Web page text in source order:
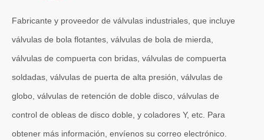
Fabricante y proveedor de válvulas industriales, que incluye
válvulas de bola flotantes, válvulas de bola de mierda,
válvulas de compuerta con bridas, válvulas de compuerta
soldadas, válvulas de puerta de alta presión, válvulas de
globo, válvulas de retención de doble disco, válvulas de
control de obleas de disco doble, y coladores Y, etc. Para
obtener más información, envíenos su correo electrónico.